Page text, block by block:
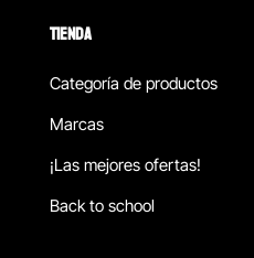
TIENDA
Categoría de productos
Marcas
¡Las mejores ofertas!
Back to school